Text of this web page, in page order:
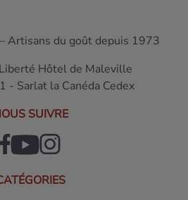
Artisans du goût depuis 1973
Hôtel de Maleville
- Sarlat la Canéda Cedex
SUIVRE